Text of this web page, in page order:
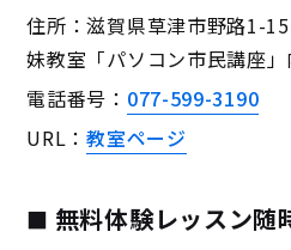
住所：滋賀県草津市野路1-
妹教室「パソコン市民講座」
電話番号： 077-599-3190
URL：教室ページ
無料体験レッスン随